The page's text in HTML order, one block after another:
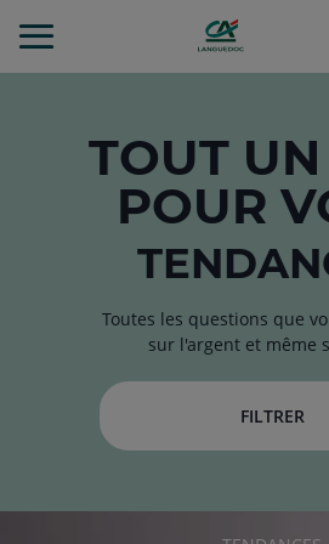
au
TOUT
POUR
Toutes les questions que
sur l'argent et même
FILTRER